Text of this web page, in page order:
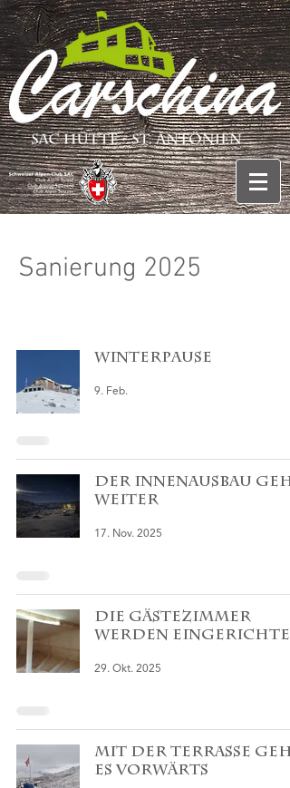
Sanierung 2025
Winterpause
9. Feb.
Der Innenausbau
weiter
17. Nov. 2025
Die Gästezimmer
werden
29. Okt. 2025
Mit der Terrasse
es vorwärts